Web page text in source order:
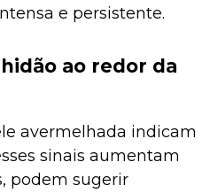
e persistente.
ao redor da
avermelhada indicam
sinais aumentam
podem sugerir